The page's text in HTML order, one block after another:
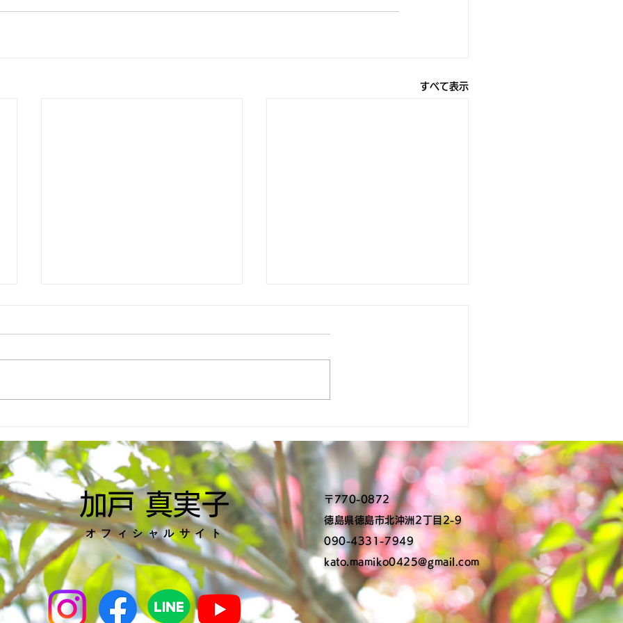
すべて表示
した！
した！
加戸 真実子
オフィシャルサイト
〒770-0872
​徳島県徳島市北沖洲2丁目2-9
090-4331-7949
kato.mamiko0425@gmail.com